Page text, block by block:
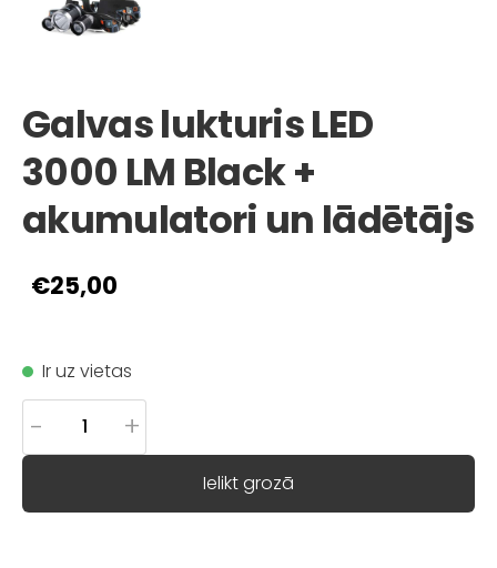
Galvas lukturis LED
3000 LM Black +
akumulatori un lādētājs
€25,00
Ir uz vietas
- +
Ielikt grozā